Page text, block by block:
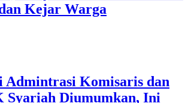
Kejar Warga
Admintrasi Komisaris dan
Syariah Diumumkan, Ini